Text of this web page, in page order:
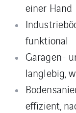
einer Hand
funktional
Garagen-
langlebig,
effizient,